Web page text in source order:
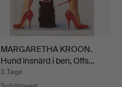
MARGARETHA KROON.
Hund insnärd i ben, Offs…
3 Tage